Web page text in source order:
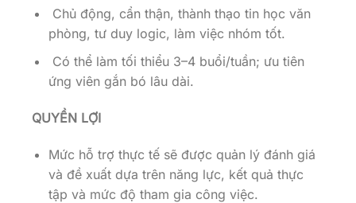
Chủ động, cẩn thận, thành thạo tin học văn
phòng, tư duy logic, làm việc nhóm tốt.
Có thể làm tối thiểu 3–4 buổi/tuần; ưu tiên
ứng viên gắn bó lâu dài.
QUYỀN LỢI
Mức hỗ trợ thực tế sẽ được quản lý đánh giá
và đề xuất dựa trên năng lực, kết quả thực
tập và mức độ tham gia công việc.